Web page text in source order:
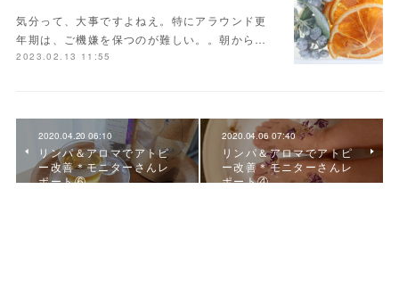
気分って、大事ですよねえ。特にアラウンド更
年期は、ご機嫌を保つのが難しい。。朝から…
2023.02.13 11:55
2020.04.20 06:10
リンパ＆アロマでアトピ
ー改善＊モニターさんレ
ポート⑥
2020.04.06 07:40
リンパ＆アロマでアトピ
ー改善＊モニターさんレ
ポート④